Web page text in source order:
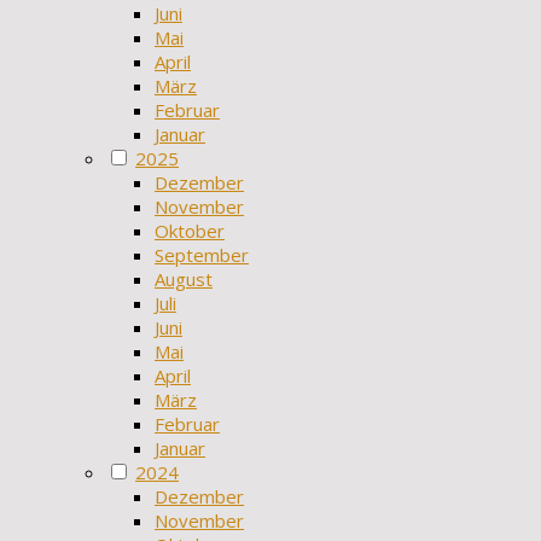
Juni
Mai
April
März
Februar
Januar
2025
Dezember
November
Oktober
September
August
Juli
Juni
Mai
April
März
Februar
Januar
2024
Dezember
November